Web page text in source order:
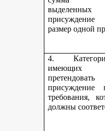
размер одной
4.
имеющих
присуждение
требования,
должны